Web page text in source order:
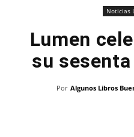
Noticias
Lumen
su
Por Algunos Libros